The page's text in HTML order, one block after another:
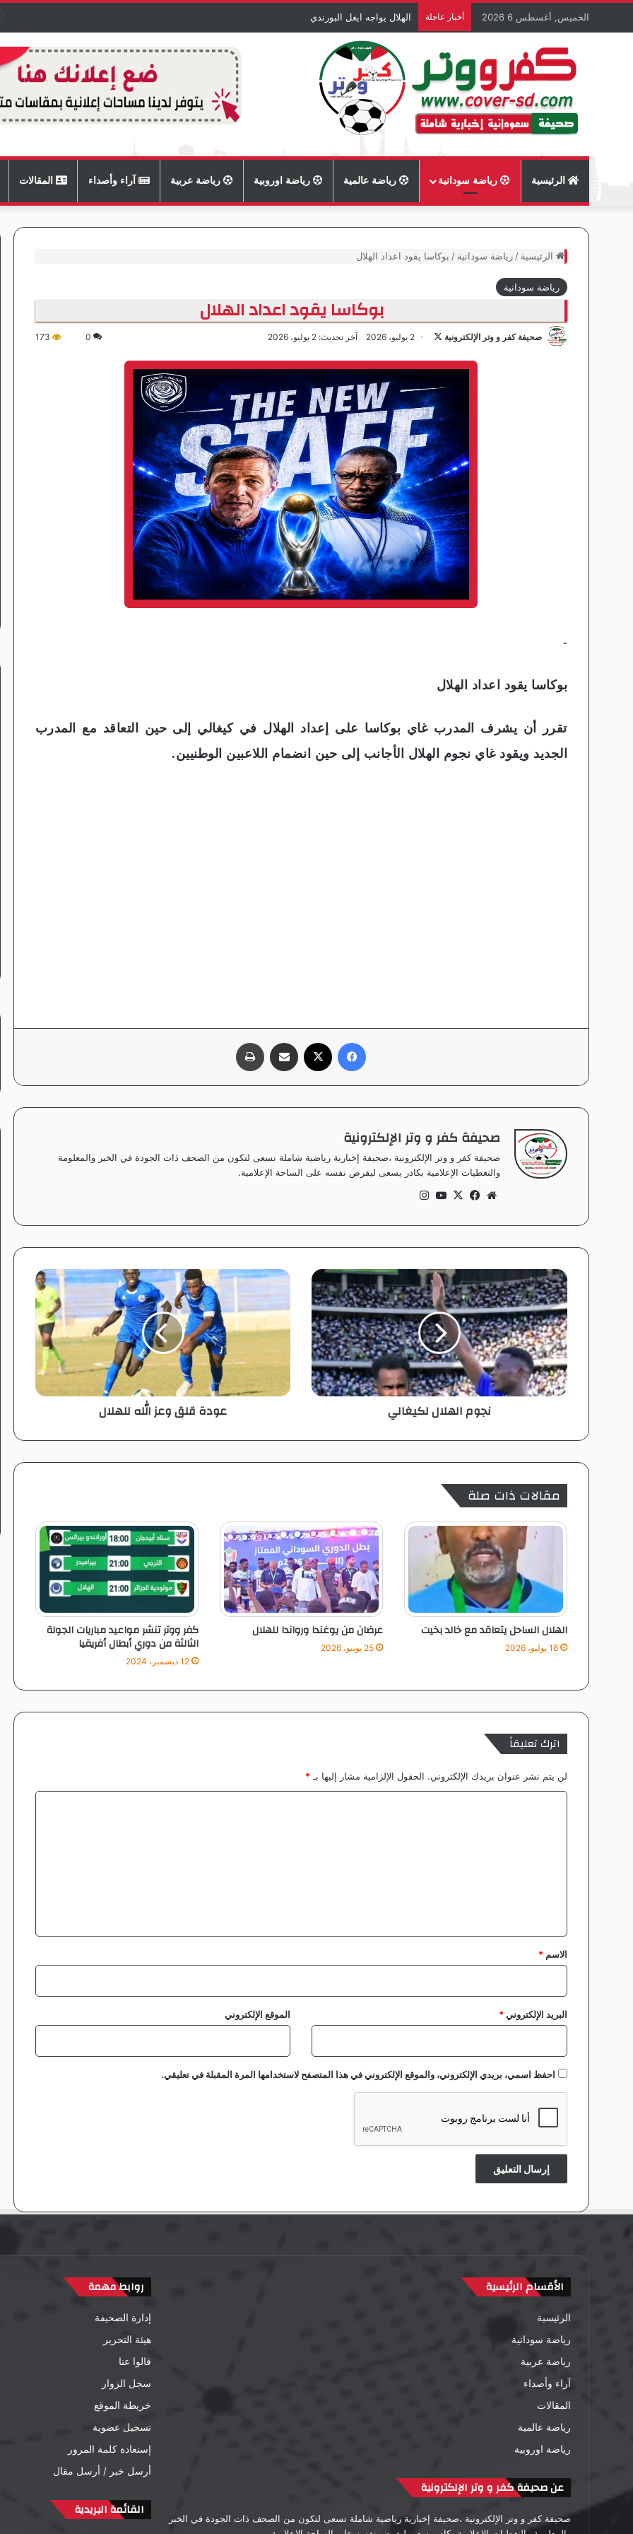
الخميس, أغسطس 6 2026 أخبار عاجلة الهلال يواجه ايغل البورندي
الرئيسية رياضة سودانية رياضة عالمية رياضة اوروبية رياضة عربية آراء وأصداء المقالات
الرئيسية / رياضة سودانية / بوكاسا يقود اعداد الهلال
رياضة سودانية
بوكاسا يقود اعداد الهلال
صحيفة كفر و وتر الإلكترونية
ب
ع
ع
ل
ى
X
2 يوليو، 2026 آخر تحديث: 2 يوليو، 2026 0
173
-
بوكاسا يقود اعداد الهلال
تقرر أن يشرف المدرب غاي بوكاسا على إعداد الهلال في كيغالي إلى حين التعاقد مع المدرب
الجديد ويقود غاي نجوم الهلال الأجانب إلى حين انضمام اللاعبين الوطنيين.
صحيفة كفر و وتر الإلكترونية
صحيفة كفر و وتر الإلكترونية ،صحيفة إخبارية رياضية شاملة تسعى لتكون من الصحف ذات الجودة في الخبر والمعلومة
والتغطيات الإعلامية بكادر يسعى ليفرض نفسه على الساحة الإعلامية.
موق
الوي
ب
في
وك
‫X
‫Yo
ub
e
ام
ن
ج
و
م
ا
ل
ه
ل
ا
ك
ا
نجوم الهلال لكيغالي
ع
د
ق
ع
ل
ل
ل
عودة قلق وعز الله للهلال
مقالات ذات صلة
الهلال الساحل يتعاقد مع خالد بخيت
18 يوليو، 2026
عرضان من يوغندا ورواندا للهلال
25 يونيو، 2026
كفر ووتر تنشر مواعيد مباريات الجولة
الثالثة من دوري أبطال أفريقيا
12 ديسمبر، 2024
اترك تعليقاً
لن يتم نشر عنوان بريدك الإلكتروني. الحقول الإلزامية مشار إليها بـ*
*
الاسم *
البريد الإلكتروني* الموقع الإلكتروني
احفظ اسمي، بريدي الإلكتروني، والموقع الإلكتروني في هذا المتصفح لاستخدامها المرة المقبلة في تعليقي.
الأقسام الرئيسية
الرئيسية
رياضة سودانية
رياضة عربية
آراء وأصداء
المقالات
رياضة عالمية
رياضة اوروبية
عن صحيفة كفر و وتر الإلكترونية
صحيفة كفر و وتر الإلكترونية ،صحيفة إخبارية رياضية شاملة تسعى لتكون من الصحف ذات الجودة في الخبر
روابط مهمة
إدارة الصحيفة
هيئة التحرير
قالوا عنا
سجل الزوار
خريطة الموقع
تسجيل عضوية
إستعادة كلمة المرور
أرسل خبر / أرسل مقال
القائمة البريدية